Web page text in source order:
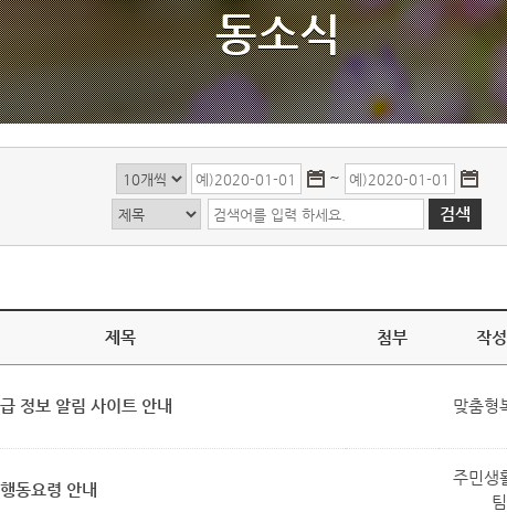
동소식
~
제목 첨부 작
정보 알림 사이트 안내 맞춤형
동요령 안내
주민생
팀